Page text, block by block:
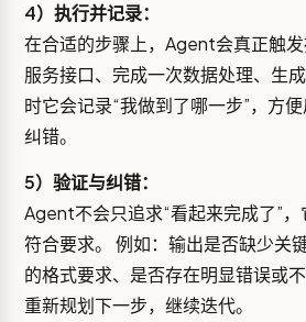
4）执行并记录：
在合适的步骤上，Agent会真正触
服务接口、完成一次数据处理、生
时它会记录“我做到了哪一步”，方
纠错。
5）验证与纠错：
Agent不会只追求“看起来完成了”
符合要求。 例如：输出是否缺少关
的格式要求、是否存在明显错误或
重新规划下一步，继续迭代。